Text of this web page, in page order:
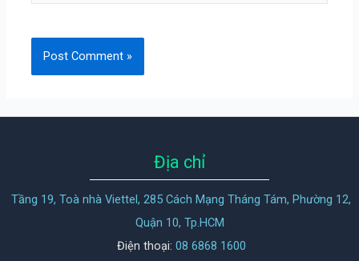
Địa chỉ
Tầng 19, Toà nhà Viettel, 285 Cách Mạng Tháng Tám, Phường 12,
Quận 10, Tp.HCM
Điện thoại: 08 6868 1600